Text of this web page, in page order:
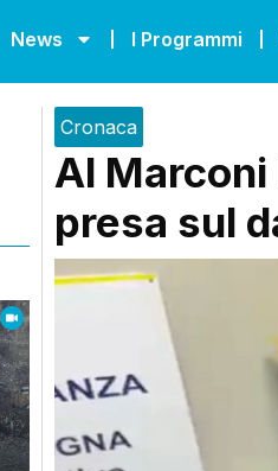
News I Programmi
Cronaca
Al
presa sul